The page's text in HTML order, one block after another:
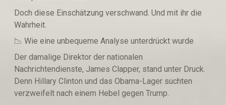
Doch diese Einschätzung verschwand. Und mit ihr die
Wahrheit.
📉 Wie eine unbequeme Analyse unterdrückt wurde
Der damalige Direktor der nationalen
Nachrichtendienste, James Clapper, stand unter Druck.
Denn Hillary Clinton und das Obama-Lager suchten
verzweifelt nach einem Hebel gegen Trump.